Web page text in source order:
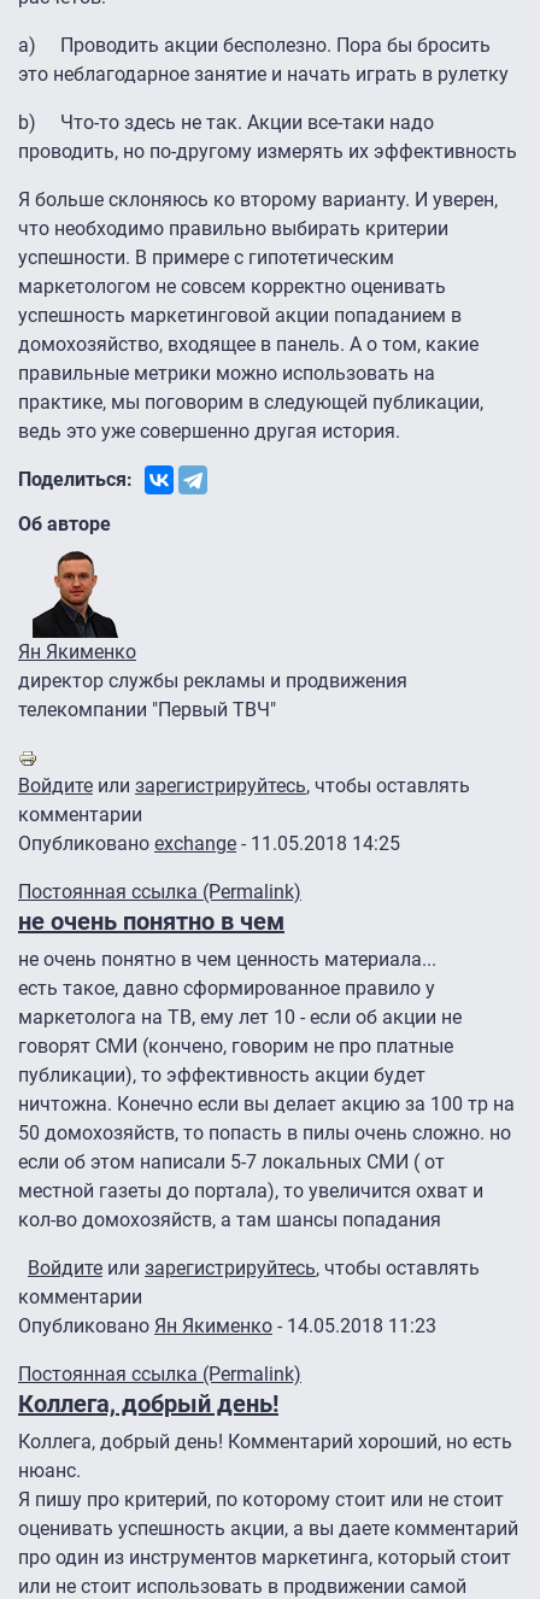
a) Проводить акции бесполезно. Пора бы бросить
это неблагодарное занятие и начать играть в рулетку
b) Что-то здесь не так. Акции все-таки надо
проводить, но по-другому измерять их эффективность
Я больше склоняюсь ко второму варианту. И уверен,
что необходимо правильно выбирать критерии
успешности. В примере с гипотетическим
маркетологом не совсем корректно оценивать
успешность маркетинговой акции попаданием в
домохозяйство, входящее в панель. А о том, какие
правильные метрики можно использовать на
практике, мы поговорим в следующей публикации,
ведь это уже совершенно другая история.
Поделиться:
Об авторе
Ян Якименко
директор службы рекламы и продвижения
телекомпании "Первый ТВЧ"
Войдите или зарегистрируйтесь, чтобы оставлять
комментарии
Опубликовано exchange - 11.05.2018 14:25
Постоянная ссылка (Permalink)
не очень понятно в чем
не очень понятно в чем ценность материала...
есть такое, давно сформированное правило у
маркетолога на ТВ, ему лет 10 - если об акции не
говорят СМИ (кончено, говорим не про платные
публикации), то эффективность акции будет
ничтожна. Конечно если вы делает акцию за 100 тр на
50 домохозяйств, то попасть в пилы очень сложно. но
если об этом написали 5-7 локальных СМИ ( от
местной газеты до портала), то увеличится охват и
кол-во домохозяйств, а там шансы попадания
Войдите или зарегистрируйтесь, чтобы оставлять
комментарии
Опубликовано Ян Якименко - 14.05.2018 11:23
Ответ нане очень понятно в чем
Постоянная ссылка (Permalink)
Коллега, добрый день!
Коллега, добрый день! Комментарий хороший, но есть
нюанс.
Я пишу про критерий, по которому стоит или не стоит
оценивать успешность акции, а вы даете комментарий
про один из инструментов маркетинга, который стоит
или не стоит использовать в продвижении самой